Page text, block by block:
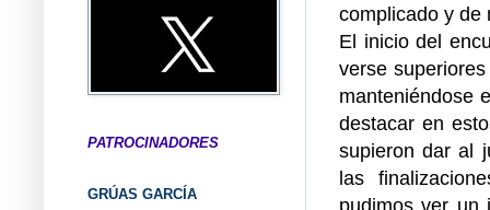
complicado y de
El inicio del
verse
manteniéndose
destacar en
supieron dar al
las
PATROCINADORES
GRÚAS GARCÍA